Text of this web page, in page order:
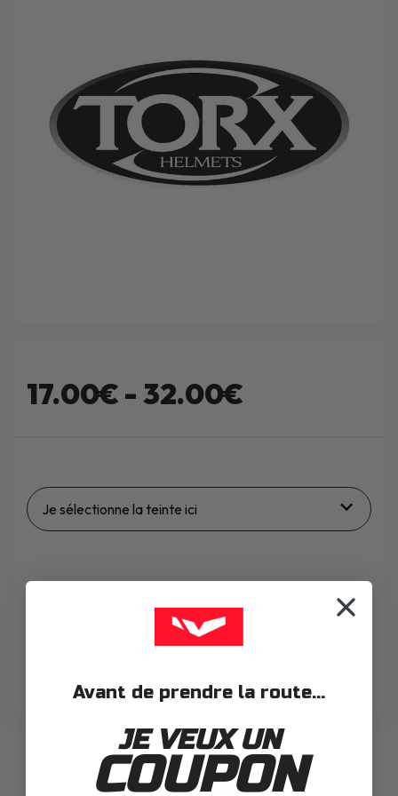
17.00€ - 32.00€
Je sélectionne la teinte ici
AJOUTER AU PANIER
Avant de prendre la route...
JE VEUX UN
COUPON